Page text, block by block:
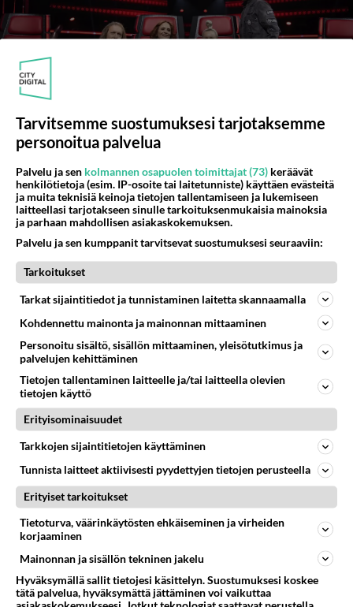
Lähes 1500 haki: Katso tästä mukaan
päässeet TVOF-laulajat - Löytyykö tuttuja
omasta kylästä?
personal trainer, oopperalaulaja, postinjakaja, hiusmuotoilija
sekä aivoterveyden asiantuntija.
Tarvitsemme suostumuksesi tarjotaksemme
personoitua palvelua
Palvelu ja sen kolmannen osapuolen toimittajat (73) keräävät
henkilötietoja (esim. IP-osoite tai laitetunniste) käyttäen evästeitä
ja muita teknisiä keinoja tietojen tallentamiseen ja lukemiseen
laitteellasi tarjotakseen sinulle tarkoituksenmukaisia mainoksia
ja parhaan mahdollisen asiakaskokemuksen.
Palvelu ja sen kumppanit tarvitsevat suostumuksesi seuraaviin:
Tarkoitukset
Tarkat sijaintitiedot ja tunnistaminen laitetta skannaamalla
Kohdennettu mainonta ja mainonnan mittaaminen
Personoitu sisältö, sisällön mittaaminen, yleisötutkimus ja
palvelujen kehittäminen
Tietojen tallentaminen laitteelle ja/tai laitteella olevien
tietojen käyttö
Erityisominaisuudet
Tarkkojen sijaintitietojen käyttäminen
Tunnista laitteet aktiivisesti pyydettyjen tietojen perusteella
Erityiset tarkoitukset
Tietoturva, väärinkäytösten ehkäiseminen ja virheiden
korjaaminen
Mainonnan ja sisällön tekninen jakelu
Hyväksymällä sallit tietojesi käsittelyn. Suostumuksesi koskee
tätä palvelua, hyväksymättä jättäminen voi vaikuttaa